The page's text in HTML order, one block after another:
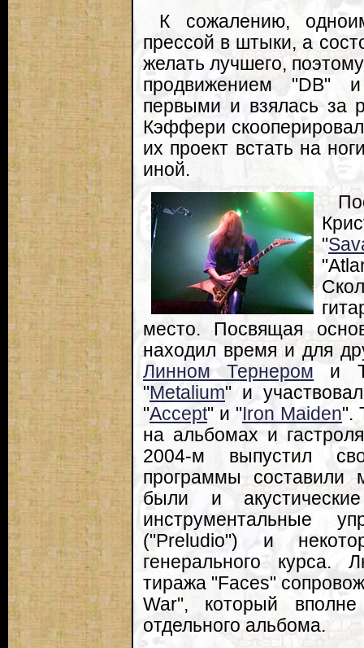
К сожалению,
прессой в штыки, а
желать лучшего,
продвижением "DB"
первыми и взялась за
Кэффери
их проект встать на
иной.
"
место. Посвящая
находил время и для
Линном Тернером и
"Metalium" и
"Accept" и " Iron Maiden".
на альбомах и
2004-м выпустил
программы составили
были и
инструментальные
("Preludio") и
генерального курса.
тиража "Faces"
War", который
отдельного альбома.